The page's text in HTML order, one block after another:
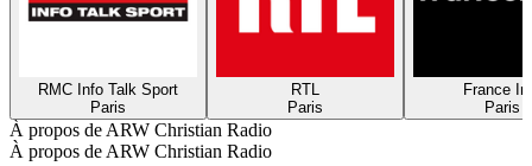
RMC Info Talk Sport
Paris
RTL
Paris
France
Paris
À propos de ARW Christian Radio
À propos de ARW Christian Radio